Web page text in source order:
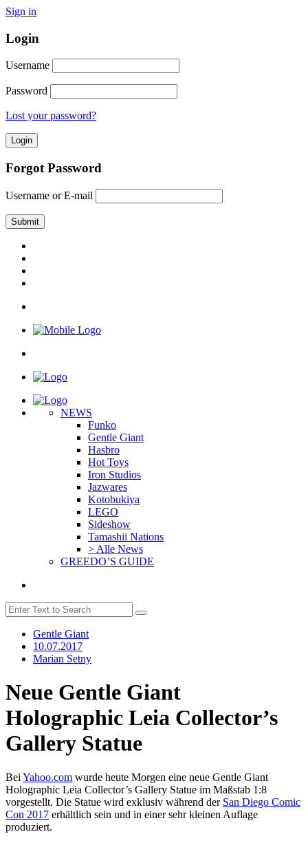
Sign in
Login
Username
Password
Lost your password?
Forgot Password
Username or E-mail
NEWS
Funko
Gentle Giant
Hasbro
Hot Toys
Iron Studios
Jazwares
Kotobukiya
LEGO
Sideshow
Tamashii Nations
> Alle News
GREEDO’S GUIDE
Gentle Giant
10.07.2017
Marian Setny
Neue Gentle Giant
Holographic Leia Collector’s
Gallery Statue
Bei Yahoo.com wurde heute Morgen eine neue Gentle Giant
Holographic Leia Collector’s Gallery Statue im Maßstab 1:8
vorgestellt. Die Statue wird exklusiv während der San Diego Comic
Con 2017 erhältlich sein und in einer sehr kleinen Auflage
produziert.